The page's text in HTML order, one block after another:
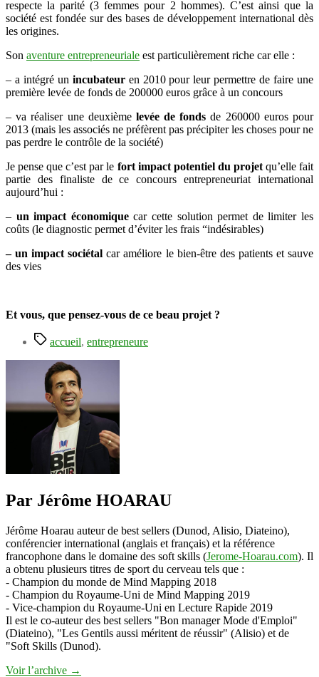
respecte la parité (3 femmes pour 2 hommes). C’est ainsi que la
société est fondée sur des bases de développement international dès
les origines.
Son aventure entrepreneuriale est particulièrement riche car elle :
– a intégré un incubateuren 2010 pour leur permettre de faire une
première levée de fonds de 200000 euros grâce à un concours
– va réaliser une deuxième levée de fonds de 260000 euros pour
2013 (mais les associés ne préfèrent pas précipiter les choses pour ne
pas perdre le contrôle de la société)
Je pense que c’est par le fort impact potentiel du projet qu’elle fait
partie des finaliste de ce concours entrepreneuriat international
aujourd’hui :
– un impact économiquecar cette solution permet de limiter les
coûts (le diagnostic permet d’éviter les frais “indésirables)
– un impact sociétalcar améliore le bien-être des patients et sauve
des vies
Et vous, que pensez-vous de ce beau projet ?
Étiquettes
accueil, entrepreneure
Par Jérôme HOARAU
Jérôme Hoarau auteur de best sellers (Dunod, Alisio, Diateino),
conférencier international (anglais et français) et la référence
francophone dans le domaine des soft skills (Jerome-Hoarau.com). Il
a obtenu plusieurs titres de sport du cerveau tels que :
- Champion du monde de Mind Mapping 2018
- Champion du Royaume-Uni de Mind Mapping 2019
- Vice-champion du Royaume-Uni en Lecture Rapide 2019
Il est le co-auteur des best sellers "Bon manager Mode d'Emploi"
(Diateino), "Les Gentils aussi méritent de réussir" (Alisio) et de
"Soft Skills (Dunod).
Voir l’archive →